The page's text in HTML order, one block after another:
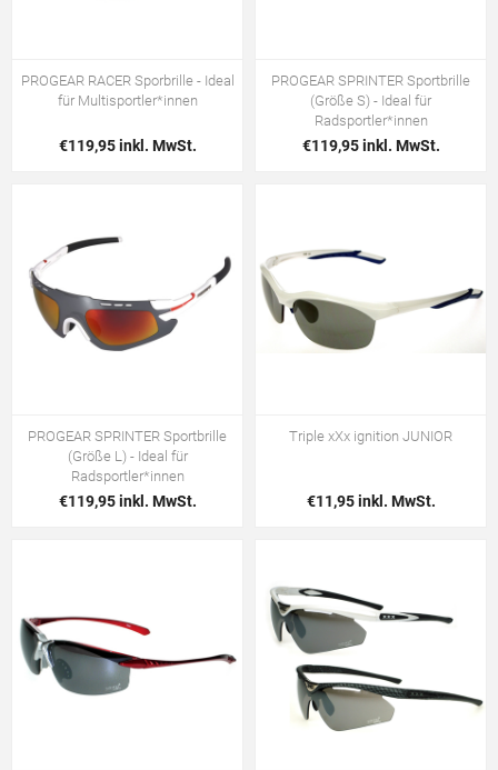
PROGEAR RACER Sporbrille - Ideal
für Multisportler*innen
€119,95 inkl. MwSt.
PROGEAR SPRINTER Sportbrille
(Größe S) - Ideal für
Radsportler*innen
€119,95 inkl. MwSt.
PROGEAR SPRINTER Sportbrille
(Größe L) - Ideal für
Radsportler*innen
€119,95 inkl. MwSt.
Triple xXx ignition JUNIOR
€11,95 inkl. MwSt.